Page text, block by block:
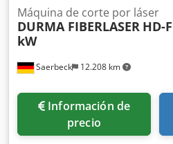
Saerbeck 12.208 km
Máquina de corte por láser
DURMA FIBERLASER HD-
kW
Información de
precio